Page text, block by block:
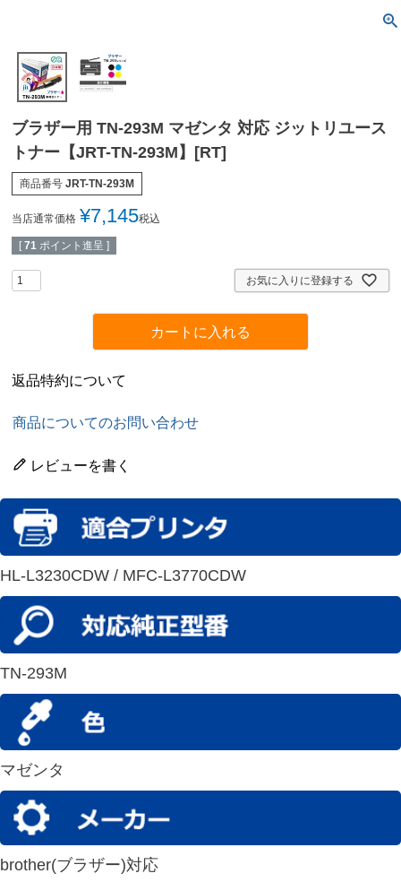
ブラザー用 TN-293M マゼンタ 対応 ジットリユース
トナー【JRT-TN-293M】[RT]
商品番号 JRT-TN-293M
当店通常価格 ¥7,145税込
[ 71 ポイント進呈 ]
お気に入りに登録する
カートに入れる
返品特約について
商品についてのお問い合わせ
レビューを書く
HL-L3230CDW / MFC-L3770CDW
TN-293M
マゼンタ
brother(ブラザー)対応